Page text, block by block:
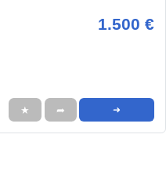
1.500 €
★ ➦ ➜